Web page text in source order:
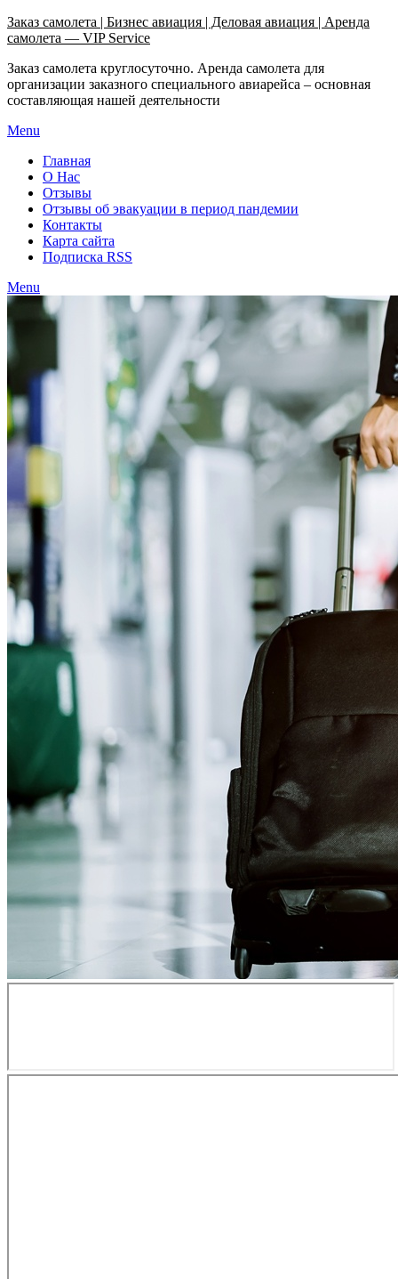
Заказ самолета | Бизнес авиация | Деловая авиация | Аренда
самолета — VIP Service
Заказ самолета круглосуточно. Аренда самолета для
организации заказного специального авиарейса – основная
составляющая нашей деятельности
Menu
Главная
О Нас
Отзывы
Отзывы об эвакуации в период пандемии
Контакты
Карта сайта
Подписка RSS
Menu